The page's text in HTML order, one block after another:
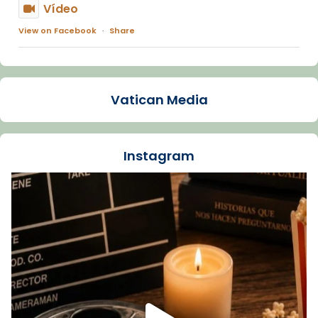
Vídeo
View on Facebook · Share
Arquebisbat de Barcelona
La Carmina va patir depressió. Fa gairebé
dos mesos, a l'Estadi Lluís Companys, la
Recupera l'entrevista comp
Vatican
tican News 👇
www.vaticannews.va/es/iglesia/news/2026-
07/carmina-historia-depresion-papa-viaje-
espana-testimoni...
Foto
View on Facebook · Share
Vatican Media
Instagram